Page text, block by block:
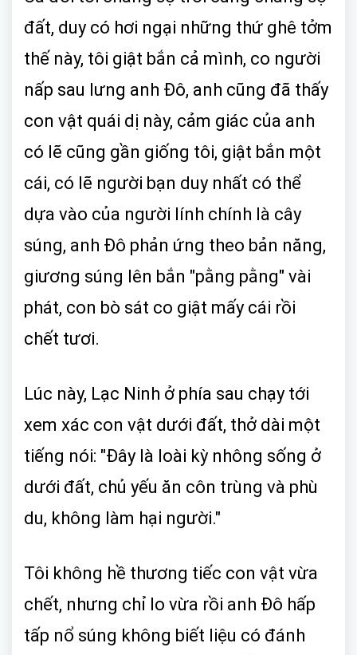
đất, duy có hơi ngại những thứ ghê tởm
thế này, tôi giật bắn cả mình, co người
nấp sau lưng anh Đô, anh cũng đã thấy
con vật quái dị này, cảm giác của anh
có lẽ cũng gần giống tôi, giật bắn một
cái, có lẽ người bạn duy nhất có thể
dựa vào của người lính chính là cây
súng, anh Đô phản ứng theo bản năng,
giương súng lên bắn "pằng pằng" vài
phát, con bò sát co giật mấy cái rồi
chết tươi.
Lúc này, Lạc Ninh ở phía sau chạy tới
xem xác con vật dưới đất, thở dài một
tiếng nói: "Đây là loài kỳ nhông sống ở
dưới đất, chủ yếu ăn côn trùng và phù
du, không làm hại người."
Tôi không hề thương tiếc con vật vừa
chết, nhưng chỉ lo vừa rồi anh Đô hấp
tấp nổ súng không biết liệu có đánh